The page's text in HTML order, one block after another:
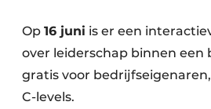
Op 16 juni is er een
over leiderschap binnen een
gratis voor
C-levels.